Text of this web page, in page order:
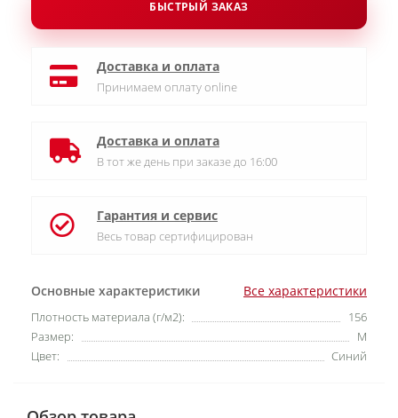
Основные характеристики Все характеристики
Плотность материала (г/м2):
156
Размер:
M
Цвет:
Синий
БЫСТРЫЙ ЗАКАЗ
Доставка и оплата
Принимаем оплату online
Доставка и оплата
В тот же день при заказе до 16:00
Гарантия и сервис
Весь товар сертифицирован